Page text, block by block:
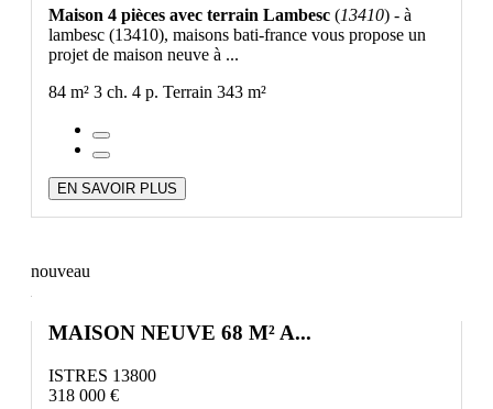
Maison 4 pièces avec terrain Lambesc (13410) - à
lambesc (13410), maisons bati-france vous propose un
projet de maison neuve à ...
84 m² 3 ch. 4 p. Terrain 343 m²
EN SAVOIR PLUS
nouveau
MAISON NEUVE 68 M² A...
ISTRES 13800
318 000 €